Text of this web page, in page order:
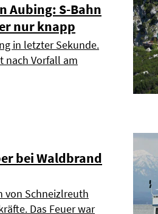
Aubing: S-Bahn
nur knapp
in letzter Sekunde.
nach Vorfall am
bei Waldbrand
von Schneizlreuth
Das Feuer war